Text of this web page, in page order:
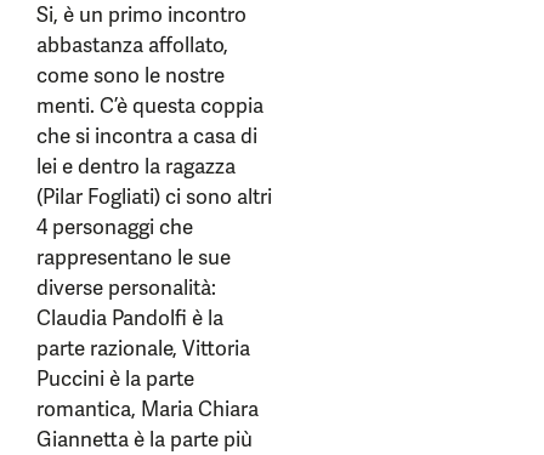
Si, è un primo incontro
abbastanza affollato,
come sono le nostre
menti. C’è questa coppia
che si incontra a casa di
lei e dentro la ragazza
(Pilar Fogliati) ci sono altri
4 personaggi che
rappresentano le sue
diverse personalità:
Claudia Pandolfi è la
parte razionale, Vittoria
Puccini è la parte
romantica, Maria Chiara
Giannetta è la parte più